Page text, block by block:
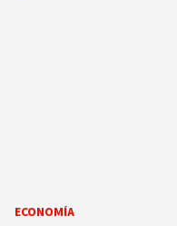
ECONOMÍA